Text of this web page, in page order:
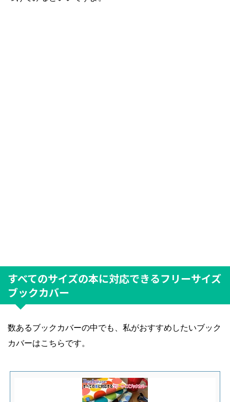
すべてのサイズの本に対応できるフリーサイズ
ブックカバー
数あるブックカバーの中でも、私がおすすめしたいブック
カバーはこちらです。